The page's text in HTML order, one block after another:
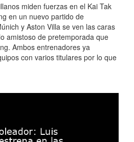
miden fuerzas en el Kai Tak
en un nuevo partido de
y Aston Villa se ven las caras
amistoso de pretemporada que
Ambos entrenadores ya
con varios titulares por lo que